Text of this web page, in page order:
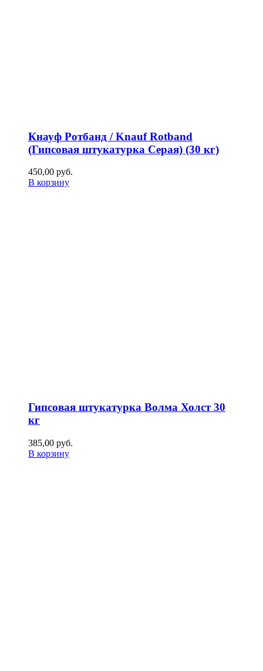
Кнауф Ротбанд / Knauf Rotband
(Гипсовая штукатурка Серая) (30 кг)
450,00 руб.
В корзину
Гипсовая штукатурка Волма Холст 30
кг
385,00 руб.
В корзину